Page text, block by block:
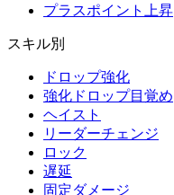
プラスポイント上昇
スキル別
ドロップ強化
強化ドロップ目覚め
ヘイスト
リーダーチェンジ
ロック
遅延
固定ダメージ